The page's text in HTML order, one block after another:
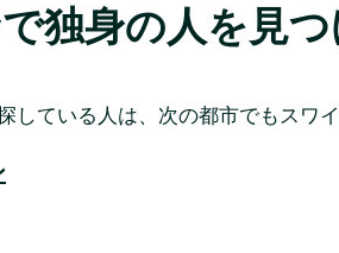
独身の人を見
している人は、次の都市でもスワイ